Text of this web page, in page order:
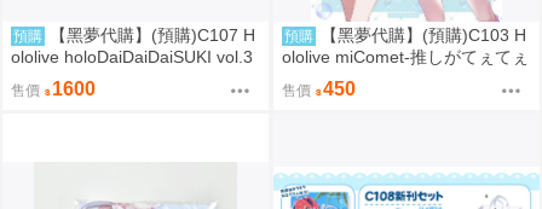
預購
【黑夢代購】(預購)C107 H
ololive holoDaiDaiDaiSUKI vol.3
套組 社團名:空色姉妹 繪師:綾香
售價 1600
預購
【黑夢代購】(預購)C103 H
ololive miComet-推しがてぇてぇ
partⅡ- 社團名:空色姉妹 繪師:綾
香
售價 450